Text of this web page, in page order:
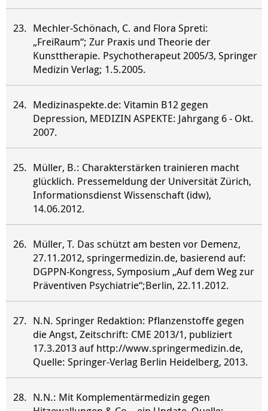
Mechler-Schönach, C. and Flora Spreti:
„FreiRaum“; Zur Praxis und Theorie der
Kunsttherapie. Psychotherapeut 2005/3, Springer
Medizin Verlag; 1.5.2005.
Medizinaspekte.de: Vitamin B12 gegen
Depression, MEDIZIN ASPEKTE: Jahrgang 6 - Okt.
2007.
Müller, B.: Charakterstärken trainieren macht
glücklich. Pressemeldung der Universität Zürich,
Informationsdienst Wissenschaft (idw),
14.06.2012.
Müller, T. Das schützt am besten vor Demenz,
27.11.2012, springermedizin.de, basierend auf:
DGPPN-Kongress, Symposium „Auf dem Weg zur
Präventiven Psychiatrie“;Berlin, 22.11.2012.
N.N. Springer Redaktion: Pflanzenstoffe gegen
die Angst, Zeitschrift: CME 2013/1, publiziert
17.3.2013 auf http://www.springermedizin.de,
Quelle: Springer-Verlag Berlin Heidelberg, 2013.
N.N.: Mit Komplementärmedizin gegen